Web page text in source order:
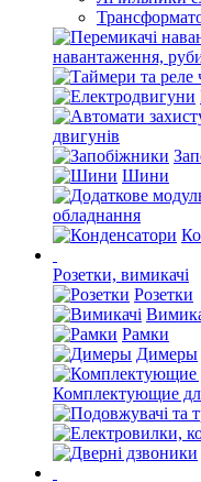
навантаження,
двигунів
Шини
обладнання
Розетки, вимикачі
Розетки
Рамки
Димеры
Комплектующие